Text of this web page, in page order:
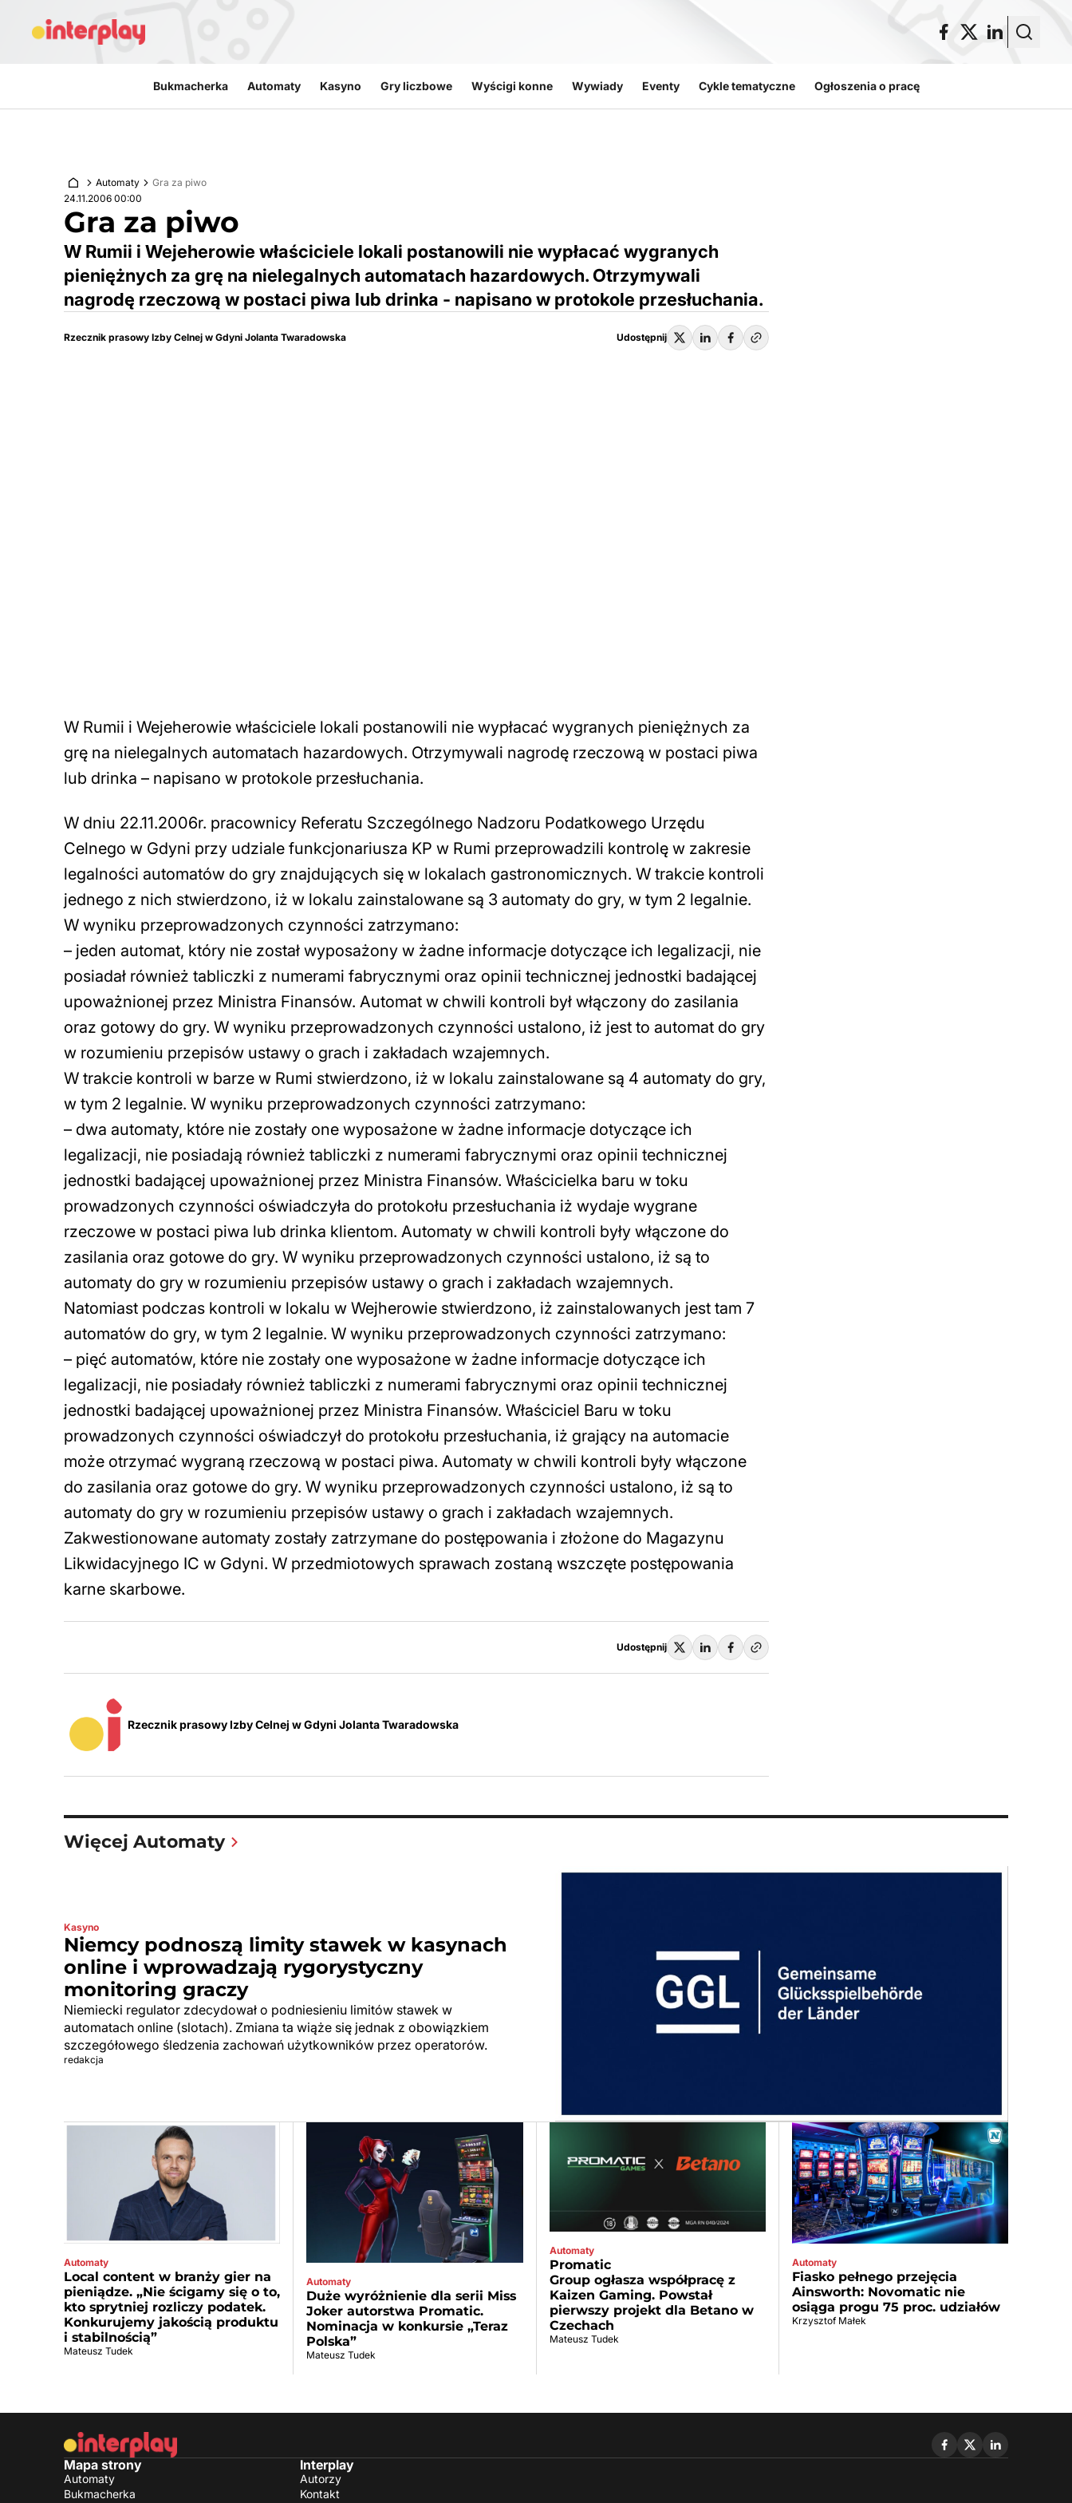
Bukmacherka Automaty Kasyno Gry liczbowe Wyścigi konne Wywiady Eventy Cykle tematyczne Ogłoszenia o pracę
Automaty
Gra za piwo
24.11.2006 00:00
Gra za piwo
W Rumii i Wejeherowie właściciele lokali postanowili nie wypłacać wygranych
pieniężnych za grę na nielegalnych automatach hazardowych. Otrzymywali
nagrodę rzeczową w postaci piwa lub drinka - napisano w protokole przesłuchania.
Rzecznik prasowy Izby Celnej w Gdyni Jolanta Twaradowska Udostępnij
W Rumii i Wejeherowie właściciele lokali postanowili nie wypłacać wygranych pieniężnych za
grę na nielegalnych automatach hazardowych. Otrzymywali nagrodę rzeczową w postaci piwa
lub drinka – napisano w protokole przesłuchania.
W dniu 22.11.2006r. pracownicy Referatu Szczególnego Nadzoru Podatkowego Urzędu
Celnego w Gdyni przy udziale funkcjonariusza KP w Rumi przeprowadzili kontrolę w zakresie
legalności automatów do gry znajdujących się w lokalach gastronomicznych. W trakcie kontroli
jednego z nich stwierdzono, iż w lokalu zainstalowane są 3 automaty do gry, w tym 2 legalnie.
W wyniku przeprowadzonych czynności zatrzymano:
– jeden automat, który nie został wyposażony w żadne informacje dotyczące ich legalizacji, nie
posiadał również tabliczki z numerami fabrycznymi oraz opinii technicznej jednostki badającej
upoważnionej przez Ministra Finansów. Automat w chwili kontroli był włączony do zasilania
oraz gotowy do gry. W wyniku przeprowadzonych czynności ustalono, iż jest to automat do gry
w rozumieniu przepisów ustawy o grach i zakładach wzajemnych.
W trakcie kontroli w barze w Rumi stwierdzono, iż w lokalu zainstalowane są 4 automaty do gry,
w tym 2 legalnie. W wyniku przeprowadzonych czynności zatrzymano:
– dwa automaty, które nie zostały one wyposażone w żadne informacje dotyczące ich
legalizacji, nie posiadają również tabliczki z numerami fabrycznymi oraz opinii technicznej
jednostki badającej upoważnionej przez Ministra Finansów. Właścicielka baru w toku
prowadzonych czynności oświadczyła do protokołu przesłuchania iż wydaje wygrane
rzeczowe w postaci piwa lub drinka klientom. Automaty w chwili kontroli były włączone do
zasilania oraz gotowe do gry. W wyniku przeprowadzonych czynności ustalono, iż są to
automaty do gry w rozumieniu przepisów ustawy o grach i zakładach wzajemnych.
Natomiast podczas kontroli w lokalu w Wejherowie stwierdzono, iż zainstalowanych jest tam 7
automatów do gry, w tym 2 legalnie. W wyniku przeprowadzonych czynności zatrzymano:
– pięć automatów, które nie zostały one wyposażone w żadne informacje dotyczące ich
legalizacji, nie posiadały również tabliczki z numerami fabrycznymi oraz opinii technicznej
jednostki badającej upoważnionej przez Ministra Finansów. Właściciel Baru w toku
prowadzonych czynności oświadczył do protokołu przesłuchania, iż grający na automacie
może otrzymać wygraną rzeczową w postaci piwa. Automaty w chwili kontroli były włączone
do zasilania oraz gotowe do gry. W wyniku przeprowadzonych czynności ustalono, iż są to
automaty do gry w rozumieniu przepisów ustawy o grach i zakładach wzajemnych.
Zakwestionowane automaty zostały zatrzymane do postępowania i złożone do Magazynu
Likwidacyjnego IC w Gdyni. W przedmiotowych sprawach zostaną wszczęte postępowania
karne skarbowe.
Udostępnij
Rzecznik prasowy Izby Celnej w Gdyni Jolanta Twaradowska
Więcej Automaty
Kasyno
Niemcy podnoszą limity stawek w kasynach
online i wprowadzają rygorystyczny
monitoring graczy
Niemiecki regulator zdecydował o podniesieniu limitów stawek w
automatach online (slotach). Zmiana ta wiąże się jednak z obowiązkiem
szczegółowego śledzenia zachowań użytkowników przez operatorów.
redakcja
Automaty
Local content w branży gier na
pieniądze. „Nie ścigamy się o to,
kto sprytniej rozliczy podatek.
Konkurujemy jakością produktu
i stabilnością”
Mateusz Tudek
Automaty
Duże wyróżnienie dla serii Miss
Joker autorstwa Promatic.
Nominacja w konkursie „Teraz
Polska”
Mateusz Tudek
Automaty
Promatic
Group ogłasza współpracę z
Kaizen Gaming. Powstał
pierwszy projekt dla Betano w
Czechach
Mateusz Tudek
Automaty
Fiasko pełnego przejęcia
Ainsworth: Novomatic nie
osiąga progu 75 proc. udziałów
Krzysztof Małek
Mapa strony
Automaty
Bukmacherka
Interplay
Autorzy
Kontakt